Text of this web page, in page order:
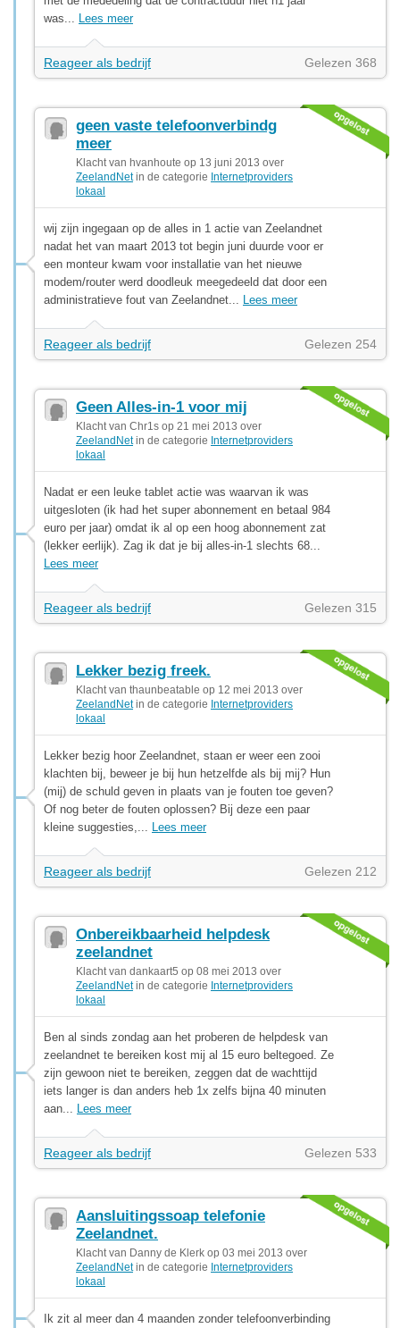
was... Lees meer
Reageer als bedrijf Gelezen 368
geen vaste telefoonverbindg
meer
Klacht van hvanhoute op 13 juni 2013 over
ZeelandNetin de categorie Internetproviders
lokaal
wij zijn ingegaan op de alles in 1 actie van Zeelandnet
nadat het van maart 2013 tot begin juni duurde voor er
een monteur kwam voor installatie van het nieuwe
modem/router werd doodleuk meegedeeld dat door een
administratieve fout van Zeelandnet... Lees meer
Reageer als bedrijf Gelezen 254
Geen Alles-in-1 voor mij
Klacht van Chr1s op 21 mei 2013 over
ZeelandNetin de categorie Internetproviders
lokaal
Nadat er een leuke tablet actie was waarvan ik was
uitgesloten (ik had het super abonnement en betaal 984
euro per jaar) omdat ik al op een hoog abonnement zat
(lekker eerlijk). Zag ik dat je bij alles-in-1 slechts 68...
Lees meer
Reageer als bedrijf Gelezen 315
Lekker bezig freek.
Klacht van thaunbeatable op 12 mei 2013 over
ZeelandNetin de categorie Internetproviders
lokaal
Lekker bezig hoor Zeelandnet, staan er weer een zooi
klachten bij, beweer je bij hun hetzelfde als bij mij? Hun
(mij) de schuld geven in plaats van je fouten toe geven?
Of nog beter de fouten oplossen? Bij deze een paar
kleine suggesties,... Lees meer
Reageer als bedrijf Gelezen 212
Onbereikbaarheid helpdesk
zeelandnet
Klacht van dankaart5 op 08 mei 2013 over
ZeelandNetin de categorie Internetproviders
lokaal
Ben al sinds zondag aan het proberen de helpdesk van
zeelandnet te bereiken kost mij al 15 euro beltegoed. Ze
zijn gewoon niet te bereiken, zeggen dat de wachttijd
iets langer is dan anders heb 1x zelfs bijna 40 minuten
aan... Lees meer
Reageer als bedrijf Gelezen 533
Aansluitingssoap telefonie
Zeelandnet.
Klacht van Danny de Klerk op 03 mei 2013 over
ZeelandNetin de categorie Internetproviders
lokaal
Ik zit al meer dan 4 maanden zonder telefoonverbinding